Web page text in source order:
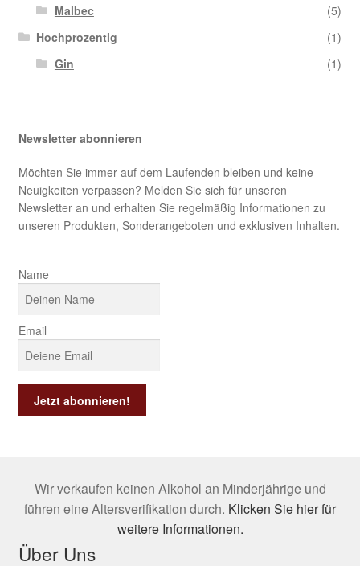
Malbec
(5)
Hochprozentig
(1)
Gin
(1)
Newsletter abonnieren
Möchten Sie immer auf dem Laufenden bleiben und keine
Neuigkeiten verpassen? Melden Sie sich für unseren
Newsletter an und erhalten Sie regelmäßig Informationen zu
unseren Produkten, Sonderangeboten und exklusiven Inhalten.
Name
Email
Wir verkaufen keinen Alkohol an Minderjährige und
führen eine Altersverifikation durch. Klicken Sie hier für
weitere Informationen.
Über Uns